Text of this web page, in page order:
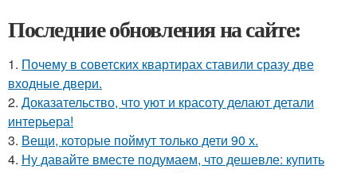
Последние обновления на сайте:
1. Почему в советских квартирах ставили сразу две
входные двери.
2. Доказательство, что уют и красоту делают детали
интерьера!
3. Вещи, которые поймут только дети 90 х.
4. Ну давайте вместе подумаем, что дешевле: купить